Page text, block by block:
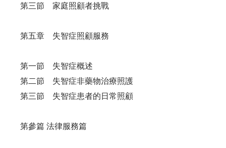
第三節 家庭照顧者挑戰
第五章 失智症照顧服務
第一節 失智症概述
第二節 失智症非藥物治療照護
第三節 失智症患者的日常照顧
第參篇 法律服務篇